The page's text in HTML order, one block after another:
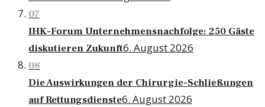
07
IHK-Forum Unternehmensnachfolge: 250 Gäste
diskutieren Zukunft6. August 2026
08
Die Auswirkungen der Chirurgie-Schließungen
auf Rettungsdienste6. August 2026